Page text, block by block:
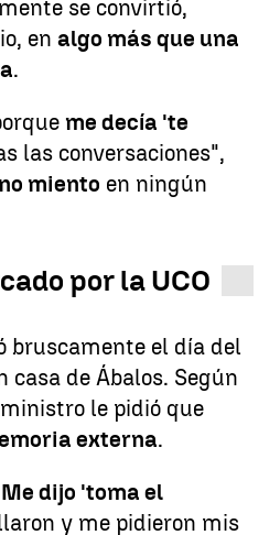
se convirtió,
en algo más que una
.
me decía 'te
las conversaciones",
miento en ningún
por la UCO
bruscamente el día del
casa de Ábalos. Según
le pidió que
externa.
Me dijo 'toma el
y me pidieron mis